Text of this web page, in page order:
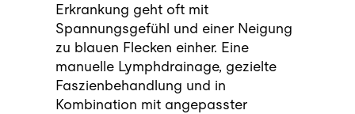
Erkrankung geht oft mit
Spannungsgefühl und einer Neigung
zu blauen Flecken einher. Eine
manuelle Lymphdrainage, gezielte
Faszienbehandlung und in
Kombination mit angepasster